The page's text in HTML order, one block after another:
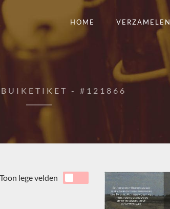
HOME VERZAMELEN
BUIKETIKET - #121866
Toon lege velden